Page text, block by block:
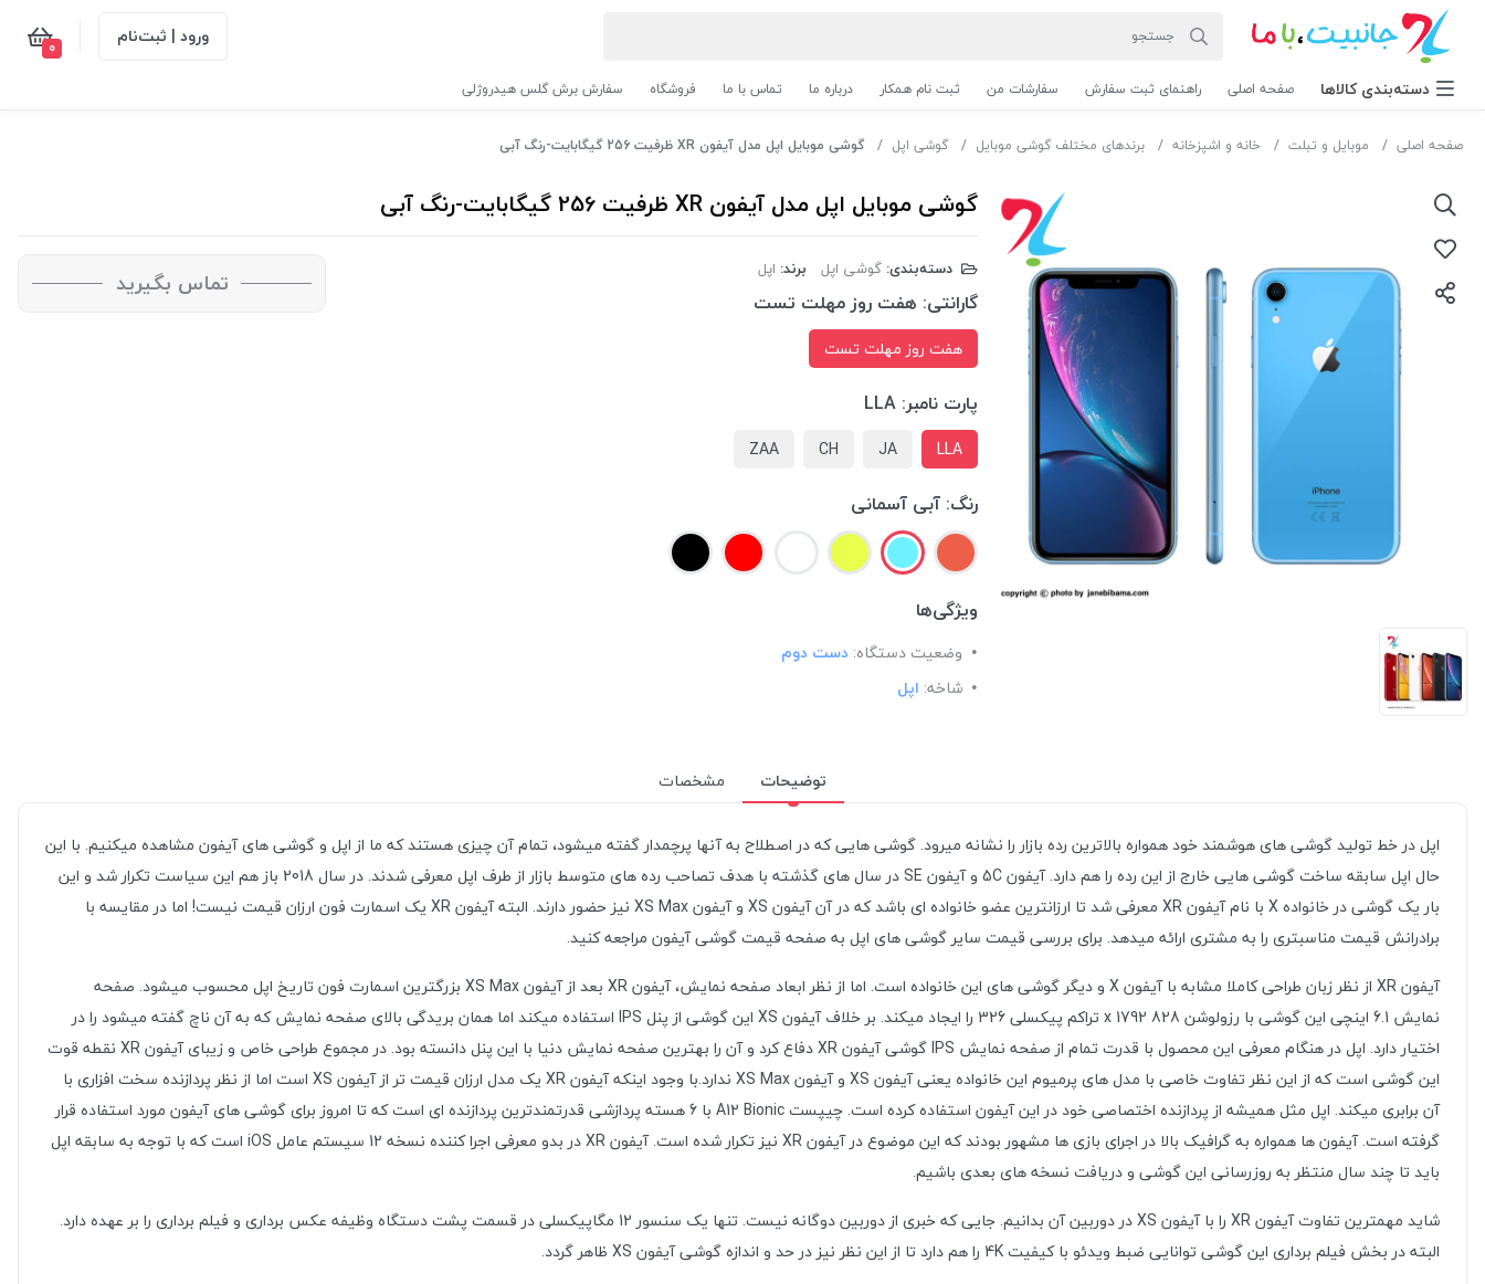
ورود | ثبت‌نام 0
دسته‌بندی‌ کالاها صفحه اصلی راهنمای ثبت سفارش سفارشات من ثبت نام همکار درباره ما تماس با ما فروشگاه سفارش برش گلس هیدروژلی
صفحه اصلی موبایل و تبلت خانه و اشپزخانه برندهای مختلف گوشی موبایل گوشی اپل گوشی موبایل اپل مدل آیفون XR ظرفیت 256 گیگابایت-رنگ آبی
گوشی موبایل اپل مدل آیفون XR ظرفیت 256 گیگابایت-رنگ آبی
دسته‌بندی: گوشی اپل برند: اپل
گارانتی: هفت روز مهلت تست
هفت روز مهلت تست
پارت نامبر: LLA
LLA
JA
CH
ZAA
رنگ: آبی آسمانی
ویژگی‌ها
وضعیت دستگاه: دست دوم
شاخه: اپل
تماس بگیرید
توضیحات مشخصات
اپل در خط تولید گوشی های هوشمند خود همواره بالاترین رده بازار را نشانه میرود. گوشی هایی که در اصطلاح به آنها پرچمدار گفته میشود، تمام آن چیزی هستند که ما از اپل و گوشی های آیفون مشاهده میکنیم. با این
حال اپل سابقه ساخت گوشی هایی خارج از این رده را هم دارد. آیفون 5C و آیفون SE در سال های گذشته با هدف تصاحب رده های متوسط بازار از طرف اپل معرفی شدند. در سال 2018 باز هم این سیاست تکرار شد و این
بار یک گوشی در خانواده X با نام آیفون XR معرفی شد تا ارزانترین عضو خانواده ای باشد که در آن آیفون XS و آیفون XS Max نیز حضور دارند. البته آیفون XR یک اسمارت فون ارزان قیمت نیست! اما در مقایسه با
برادرانش قیمت مناسبتری را به مشتری ارائه میدهد. برای بررسی قیمت سایر گوشی های اپل به صفحه قیمت گوشی آیفون مراجعه کنید.
آیفون XR از نظر زبان طراحی کاملا مشابه با آیفون X و دیگر گوشی های این خانواده است. اما از نظر ابعاد صفحه نمایش، آیفون XR بعد از آیفون XS Max بزرگترین اسمارت فون تاریخ اپل محسوب میشود. صفحه
نمایش 6.1 اینچی این گوشی با رزولوشن 828 x 1792 تراکم پیکسلی 326 را ایجاد میکند. بر خلاف آیفون XS این گوشی از پنل IPS استفاده میکند اما همان بریدگی بالای صفحه نمایش که به آن ناچ گفته میشود را در
اختیار دارد. اپل در هنگام معرفی این محصول با قدرت تمام از صفحه نمایش IPS گوشی آیفون XR دفاع کرد و آن را بهترین صفحه نمایش دنیا با این پنل دانسته بود. در مجموع طراحی خاص و زیبای آیفون XR نقطه قوت
این گوشی است که از این نظر تفاوت خاصی با مدل های پرمیوم این خانواده یعنی آیفون XS و آیفون XS Max ندارد.با وجود اینکه آیفون XR یک مدل ارزان قیمت تر از آیفون XS است اما از نظر پردازنده سخت افزاری با
آن برابری میکند. اپل مثل همیشه از پردازنده اختصاصی خود در این آیفون استفاده کرده است. چیپست A12 Bionic با 6 هسته پردازشی قدرتمندترین پردازنده ای است که تا امروز برای گوشی های آیفون مورد استفاده قرار
گرفته است. آیفون ها همواره به گرافیک بالا در اجرای بازی ها مشهور بودند که این موضوع در آیفون XR نیز تکرار شده است. آیفون XR در بدو معرفی اجرا کننده نسخه 12 سیستم عامل iOS است که با توجه به سابقه اپل
باید تا چند سال منتظر به روزرسانی این گوشی و دریافت نسخه های بعدی باشیم.
شاید مهمترین تفاوت آیفون XR را با آیفون XS در دوربین آن بدانیم. جایی که خبری از دوربین دوگانه نیست. تنها یک سنسور 12 مگاپیکسلی در قسمت پشت دستگاه وظیفه عکس برداری و فیلم برداری را بر عهده دارد.
البته در بخش فیلم برداری این گوشی توانایی ضبط ویدئو با کیفیت 4K را هم دارد تا از این نظر نیز در حد و اندازه گوشی آیفون XS ظاهر گردد.